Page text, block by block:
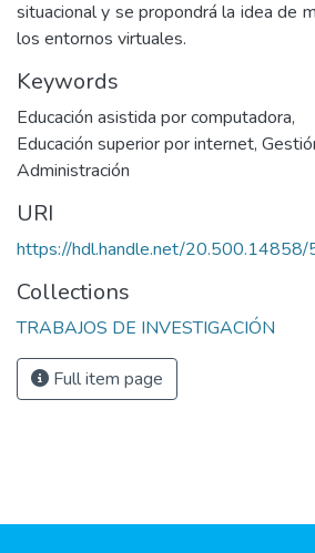
situacional y se propondrá la idea de
los entornos virtuales.
Keywords
Educación asistida por computadora,
Educación superior por internet,
Administración
URI
https://hdl.handle.net/20.500.14858/
Collections
TRABAJOS DE INVESTIGACIÓN
Full item page